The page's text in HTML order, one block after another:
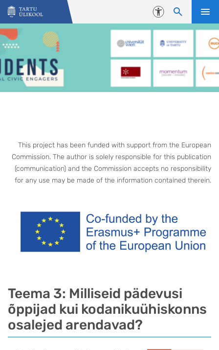
Liigu edasi põhisisu juurde
Juurdepääsetavus
Teema 3: Milliseid pädevusi
õppijad kui kodanikuühiskonns
osalejed arendavad?
This project has been funded with support from the European
Commission. The author is solely responsible for this publication
(communication) and the Commission accepts no responsibility
for any use may be made of the information contained therein.